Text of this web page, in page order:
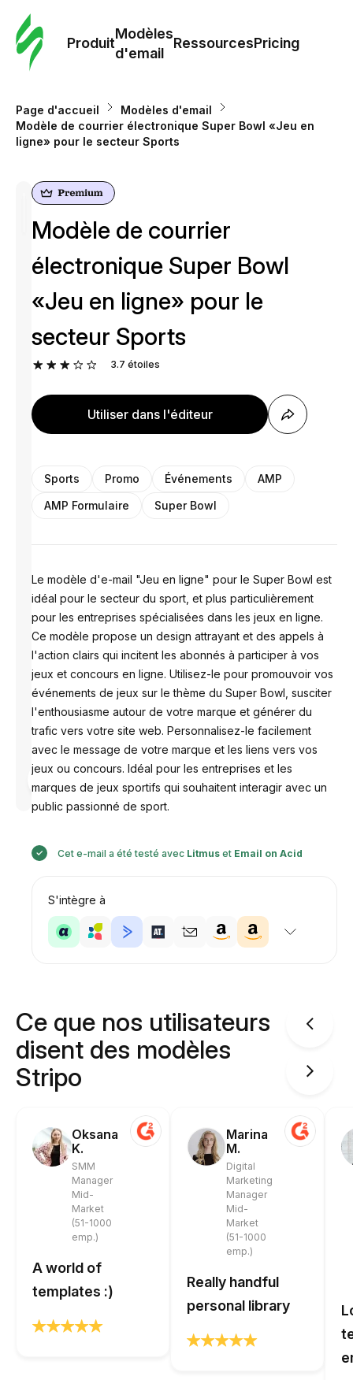
Produit
Modèles
d'email
RessourcesPricing
Page d'accueil
Modèles d'email
Modèle de courrier électronique Super Bowl «Jeu en
ligne» pour le secteur Sports
Conçu par
Anastasiia
Modèle de courrier
électronique Super Bowl
«Jeu en ligne» pour le
secteur Sports
3.7 étoiles
Utiliser dans l'éditeur
Sports Promo Événements
AMP
AMP Formulaire
Super Bowl
Le modèle d'e-mail "Jeu en ligne" pour le Super Bowl est
idéal pour le secteur du sport, et plus particulièrement
pour les entreprises spécialisées dans les jeux en ligne.
Ce modèle propose un design attrayant et des appels à
l'action clairs qui incitent les abonnés à participer à vos
jeux et concours en ligne. Utilisez-le pour promouvoir vos
événements de jeux sur le thème du Super Bowl, susciter
l'enthousiasme autour de votre marque et générer du
trafic vers votre site web. Personnalisez-le facilement
avec le message de votre marque et les liens vers vos
jeux ou concours. Idéal pour les entreprises et les
marques de jeux sportifs qui souhaitent interagir avec un
public passionné de sport.
Cet e-mail a été testé avec Litmus et Email on Acid
S'intègre à
Ce que nos utilisateurs
disent des modèles
Stripo
Oksana
K.
SMM
Manager
Mid-
Market
(51-1000
emp.)
A world of
templates :)
Marina
M.
Digital
Marketing
Manager
Mid-
Market
(51-1000
emp.)
Really handful
personal library